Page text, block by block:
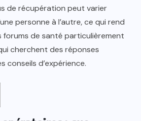
de récupération peut varier
personne à l’autre, ce qui rend
forums de santé particulièrement
cherchent des réponses
conseils d’expérience.